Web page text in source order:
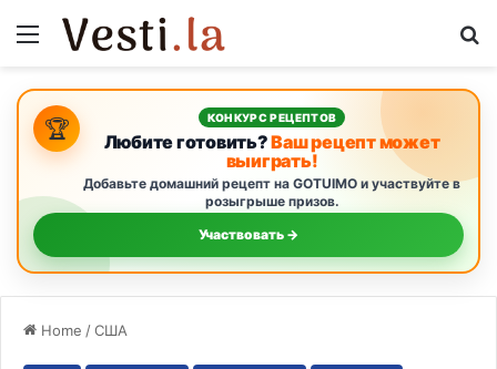
Menu
🏆 КОНКУРС РЕЦЕПТОВ
Любите готовить?Ваш рецепт может
выиграть!
Добавьте домашний рецепт на GOTUIMO и участвуйте в
розыгрыше призов.
Участвовать →
Home /США